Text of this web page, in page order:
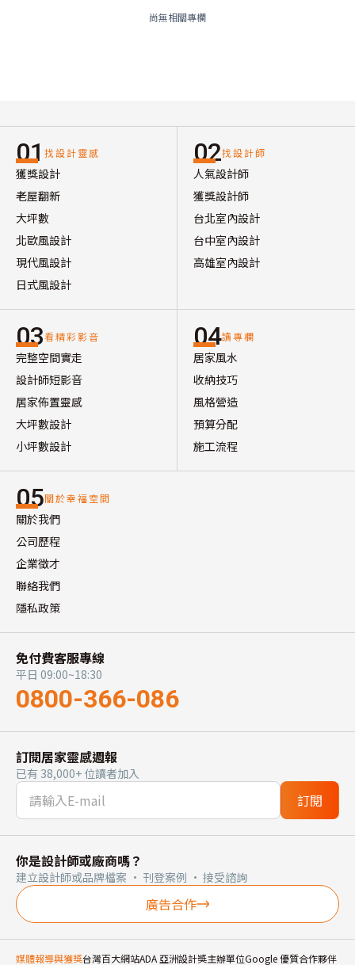
尚無相關專欄
01 找設計靈感
獲獎設計
老屋翻新
大坪數
北歐風設計
現代風設計
日式風設計
02找設計師
人氣設計師
獲獎設計師
台北室內設計
台中室內設計
高雄室內設計
03看精彩影音
完整空間實走
設計師短影音
居家佈置靈感
大坪數設計
小坪數設計
04讀專欄
居家風水
收納技巧
風格營造
預算分配
施工流程
05關於幸福空間
關於我們
公司歷程
企業徵才
聯絡我們
隱私政策
免付費客服專線
平日 09:00~18:30
0800-366-086
訂閱居家靈感週報
已有 38,000+ 位讀者加入
訂閱
你是設計師或廠商嗎？
建立設計師或品牌檔案 · 刊登案例 · 接受諮詢
廣告合作
媒體報導與獲獎台灣百大網站ADA 亞洲設計獎主辦單位Google 優質合作夥伴